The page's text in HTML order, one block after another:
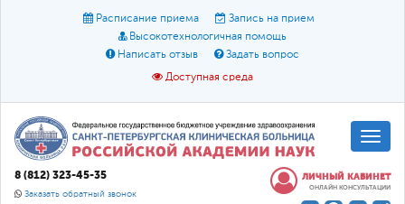
Расписание приема
Запись на прием
Высокотехнологичная помощь
Написать отзыв
Задать вопрос
Доступная среда
Размер шрифта: A A A
Цвет:
8 (812) 323-45-35
Заказать обратный звонок
ЛИЧНЫЙ КАБИНЕТ
ОНЛАЙН КОНСУЛЬТАЦИИ